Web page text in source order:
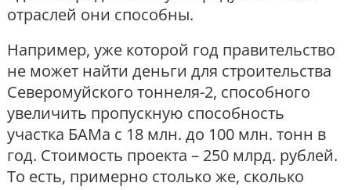
отраслей они способны.
Например, уже которой год правительство
не может найти деньги для строительства
Северомуйского тоннеля-2, способного
увеличить пропускную способность
участка БАМа с 18 млн. до 100 млн. тонн в
год. Стоимость проекта – 250 млрд. рублей.
То есть, примерно столько же, сколько